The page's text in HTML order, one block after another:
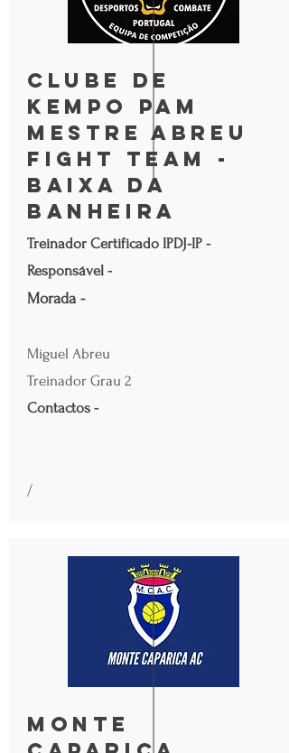
Clube de
Kempo PAM
Mestre Abreu
Fight Team -
Baixa da
Banheira
Treinador Certificado IPDJ-IP -
Responsável -
Morada -
Miguel Abreu
Treinador Grau 2
Contactos -
/
MONTE